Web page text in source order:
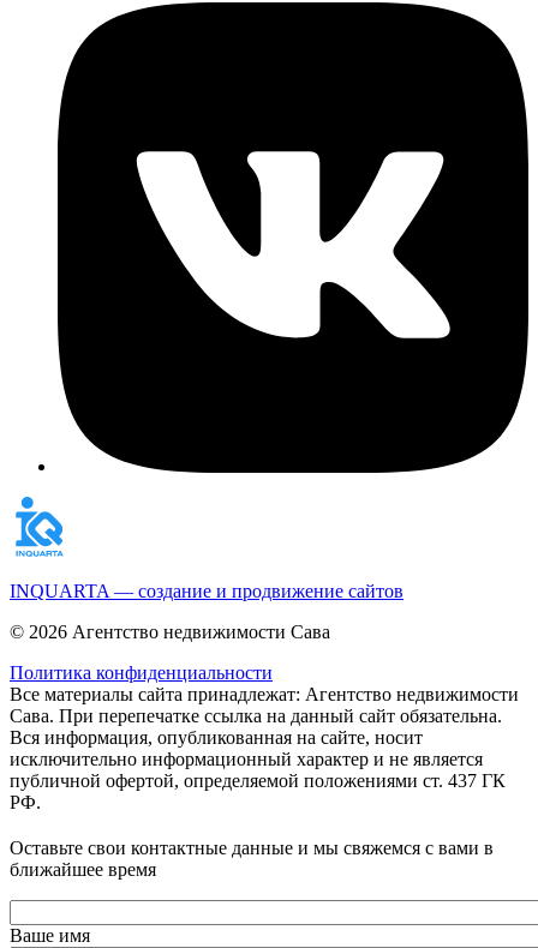
INQUARTA — создание и продвижение сайтов
© 2026 Агентство недвижимости Сава
Политика конфиденциальности
Все материалы сайта принадлежат: Агентство недвижимости
Сава. При перепечатке ссылка на данный сайт обязательна.
Вся информация, опубликованная на сайте, носит
исключительно информационный характер и не является
публичной офертой, определяемой положениями ст. 437 ГК
РФ.
Оставьте свои контактные данные и мы свяжемся с вами в
ближайшее время
Ваше имя